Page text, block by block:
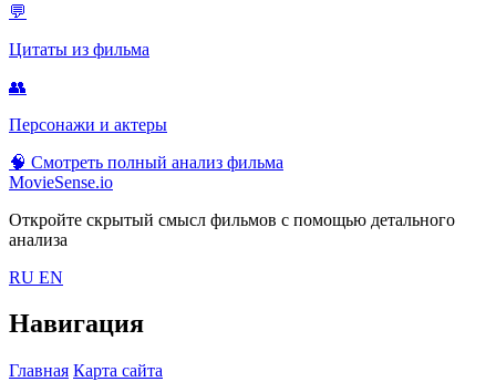
💬
Цитаты из фильма
👥
Персонажи и актеры
🧠 Смотреть полный анализ фильма
MovieSense.io
Откройте скрытый смысл фильмов с помощью детального
анализа
RU EN
Навигация
Главная Карта сайта